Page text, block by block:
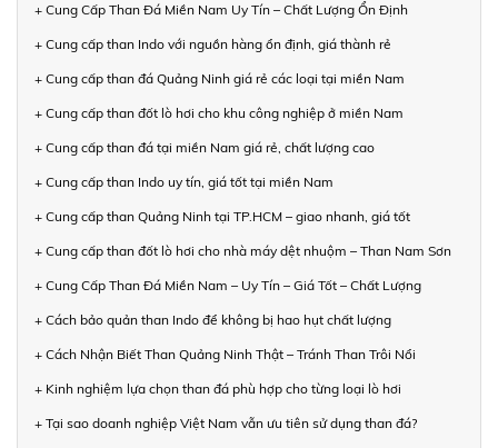
+ Cung Cấp Than Đá Miền Nam Uy Tín – Chất Lượng Ổn Định
+ Cung cấp than Indo với nguồn hàng ổn định, giá thành rẻ
+ Cung cấp than đá Quảng Ninh giá rẻ các loại tại miền Nam
+ Cung cấp than đốt lò hơi cho khu công nghiệp ở miền Nam
+ Cung cấp than đá tại miền Nam giá rẻ, chất lượng cao
+ Cung cấp than Indo uy tín, giá tốt tại miền Nam
+ Cung cấp than Quảng Ninh tại TP.HCM – giao nhanh, giá tốt
+ Cung cấp than đốt lò hơi cho nhà máy dệt nhuộm – Than Nam Sơn
+ Cung Cấp Than Đá Miền Nam – Uy Tín – Giá Tốt – Chất Lượng
+ Cách bảo quản than Indo để không bị hao hụt chất lượng
+ Cách Nhận Biết Than Quảng Ninh Thật – Tránh Than Trôi Nổi
+ Kinh nghiệm lựa chọn than đá phù hợp cho từng loại lò hơi
+ Tại sao doanh nghiệp Việt Nam vẫn ưu tiên sử dụng than đá?